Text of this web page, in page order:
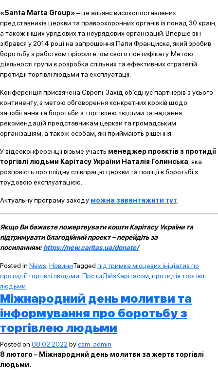
«Santa Marta Group»– це альянс високопоставлених
представників церкви та правоохоронних органів із понад 30 країн,
а також інших урядових та неурядових організацій. Вперше він
зібрався у 2014 році на запрошення Папи Франциска, який зробив
боротьбу з рабством пріоритетом свого понтифікату. Метою
діяльності групи є розробка спільних та ефективних стратегій
протидії торгівлі людьми та експлуатації.
Конференція присвячена Європі. Захід об’єднує партнерів з усього
континенту, з метою обговорення конкретних кроків щодо
запобігання та боротьби з торгівлею людьми та надання
рекомендацій представникам церкви та громадським
організаціям, а також особам, які приймають рішення.
У відеоконференції візьме участь менеджер проєктів з протидії
торгівлі людьми Карітасу України Наталія Голинська , яка
розповість про плідну співпрацю церкви та поліції в боротьбі з
трудовою експлуатацією.
Актуальну програму заходу можна завантажити тут
Якщо Ви бажаєте пожертвувати кошти Карітасу України та
підтримувати благодійний проект – перейдіть за
посиланням:https://new.caritas.ua/donate/
Posted in News НовиниTagged підтримка місцевих ініціатив по
протидії торгівлі людьми ПротиДійзКарітасом протидія торгівлі
людьми
Міжнародний день молитви та
інформування про боротьбу з
торгівлею людьми
Posted on 08.02.2022 bycsm_admin
8 лютого – Міжнародний день молитви за жертв торгівлі
людьми.